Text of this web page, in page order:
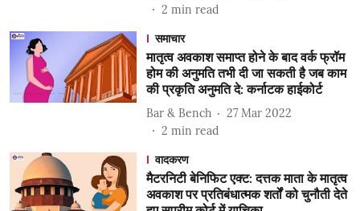
2 min read
समाचार
मातृत्व अवकाश समाप्त होने के बाद वर्क फ्रॉम
होम की अनुमति तभी दी जा सकती है जब काम
की प्रकृति अनुमति दे: कर्नाटक हाईकोर्ट
Bar & Bench
27 Mar 2022
2 min read
वादकरण
मैटरनिटी बेनिफिट एक्ट: दत्तक माता के मातृत्व
अवकाश पर प्रतिबंधात्मक शर्तों को चुनौती देते